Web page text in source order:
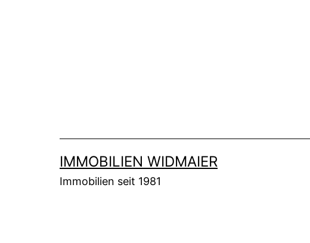
IMMOBILIEN WIDMAIER
Immobilien seit 1981